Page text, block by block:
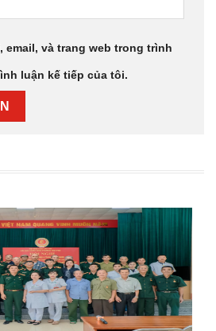
email, và trang web trong trình
luận kế tiếp của tôi.